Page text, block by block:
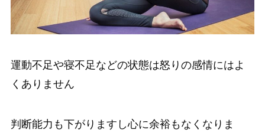
運動不足や寝不足などの状態は怒りの感情にはよ
くありません
判断能力も下がりますし心に余裕もなくなりま